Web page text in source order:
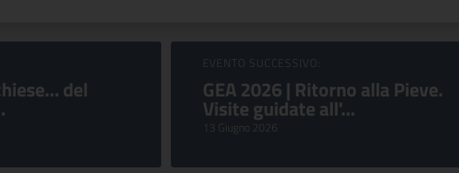
del
EVENTO SUCCESSIVO:
GEA 2026 | Ritorno alla Pieve.
Visite guidate all'...
13 Giugno 2026